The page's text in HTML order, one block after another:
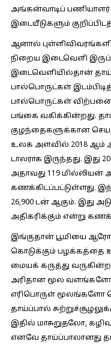
அங்கன்வாடிப் பணியாளர்
இடையீடுகளும்
ஆனால்
நிறைய இடைவெளி
இடைவெளியில்தான்
பால்பொருட்கள்
பால்பொருட்கள்
பங்கை வகிக்கின்றது.
குழந்தைகளுக்கான
உலக அளவில் 2018 ஆம்
டாலராக இருந்தது. இது
அதாவது 119 மில்லியன்
கணக்கிடப்பட்டுள்ளது.
26,900 டன் ஆகும். இது
அதிகரிக்கும் என்று
இங்குதான் பூமியை
கொடுக்கும்
மையக் கருத்து
அரிதான மூல வளங்களோ
எரிபொருள் மூலங்களோ
தாய்ப்பால்
இதில் மாசுறுதலோ,
எனவே தாய்ப்பாலானது